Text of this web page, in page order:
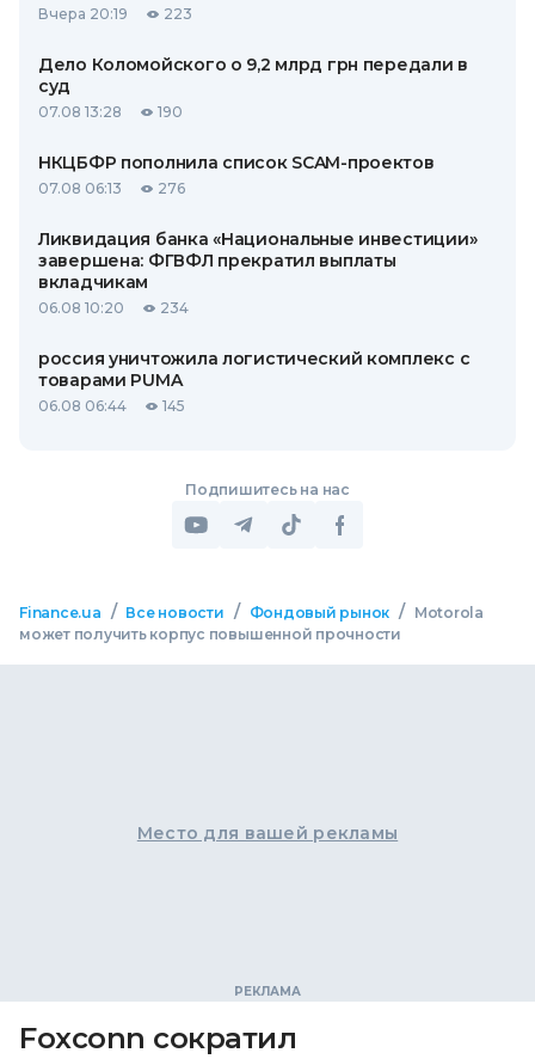
Вчера 20:19 223
Дело Коломойского о 9,2 млрд грн передали в
суд
07.08 13:28 190
НКЦБФР пополнила список SCAM-проектов
07.08 06:13 276
Ликвидация банка «Национальные инвестиции»
завершена: ФГВФЛ прекратил выплаты
вкладчикам
06.08 10:20 234
россия уничтожила логистический комплекс с
товарами PUMA
06.08 06:44 145
Подпишитесь на нас
Finance.ua / Все новости / Фондовый рынок /
Motorola
может получить корпус повышенной прочности
Место для вашей рекламы
Foxconn сократил